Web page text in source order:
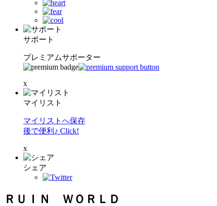
サポート
プレミアムサポーター
x
マイリスト
マイリストへ保存
後で便利♪ Click!
x
シェア
ＲＵＩＮ ＷＯＲＬＤ